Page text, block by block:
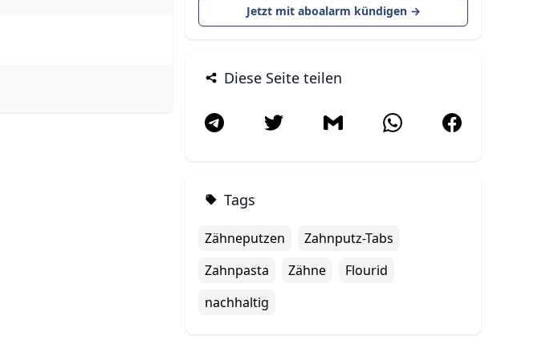
Jetzt mit aboalarm kündigen →
Diese Seite teilen
Tags
Zähneputzen
Zahnputz-Tabs
Zahnpasta
Zähne
Flourid
nachhaltig